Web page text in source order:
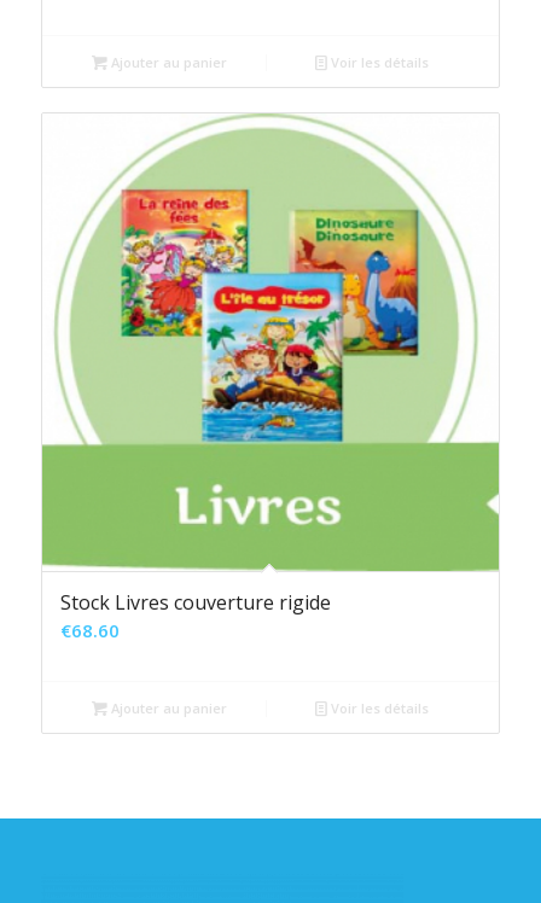
Ajouter au panier Voir les détails
Stock Livres couverture rigide
€68.60
Ajouter au panier Voir les détails